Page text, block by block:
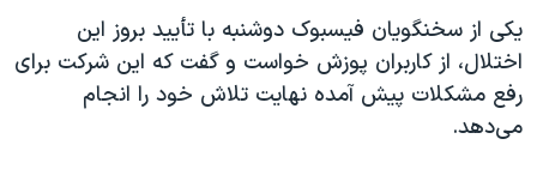
صفحه‌های ویژه
سفر پرزیدنت ترامپ به چین
یکی از سخنگویان فیسبوک دوشنبه با تأیید بروز این
اختلال، از کاربران پوزش خواست و گفت که این شرکت برای
رفع مشکلات پیش آمده نهایت تلاش خود را انجام
می‌دهد.